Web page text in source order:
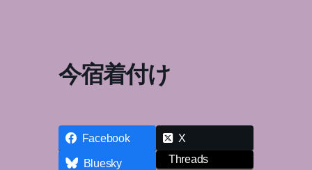
研
究
今宿着付け
Facebook
X
Bluesky
Threads